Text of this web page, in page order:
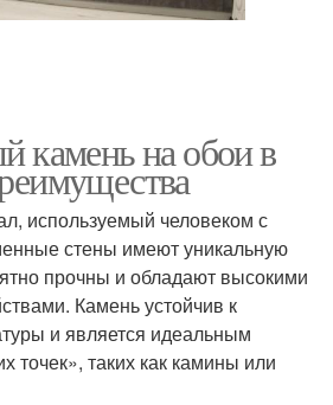
камень на обои в
используемый человеком с
стены имеют уникальную
прочны и обладают высокими
Камень устойчив к
и является идеальным
точек», таких как камины или